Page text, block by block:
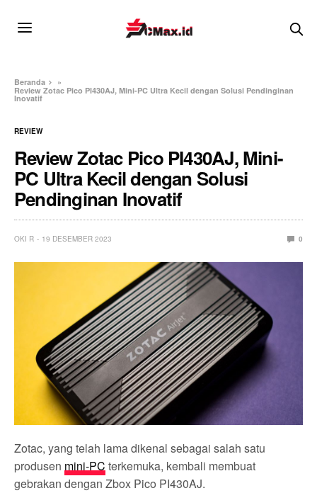
Beranda
»
Review Zotac Pico PI430AJ, Mini-PC Ultra Kecil dengan Solusi Pendinginan
Inovatif
REVIEW
Review Zotac Pico PI430AJ, Mini-
PC Ultra Kecil dengan Solusi
Pendinginan Inovatif
OKI R 19 DESEMBER 2023 0
Zotac, yang telah lama dikenal sebagai salah satu
produsen mini-PC terkemuka, kembali membuat
gebrakan dengan Zbox Pico PI430AJ.